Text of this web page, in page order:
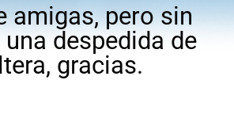
amigas, pero sin
despedida de
gracias.